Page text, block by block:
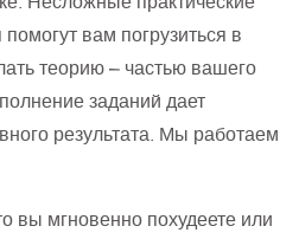
вам погрузиться в
теорию – частью вашего
заданий дает
результата. Мы работаем
вы мгновенно похудеете или